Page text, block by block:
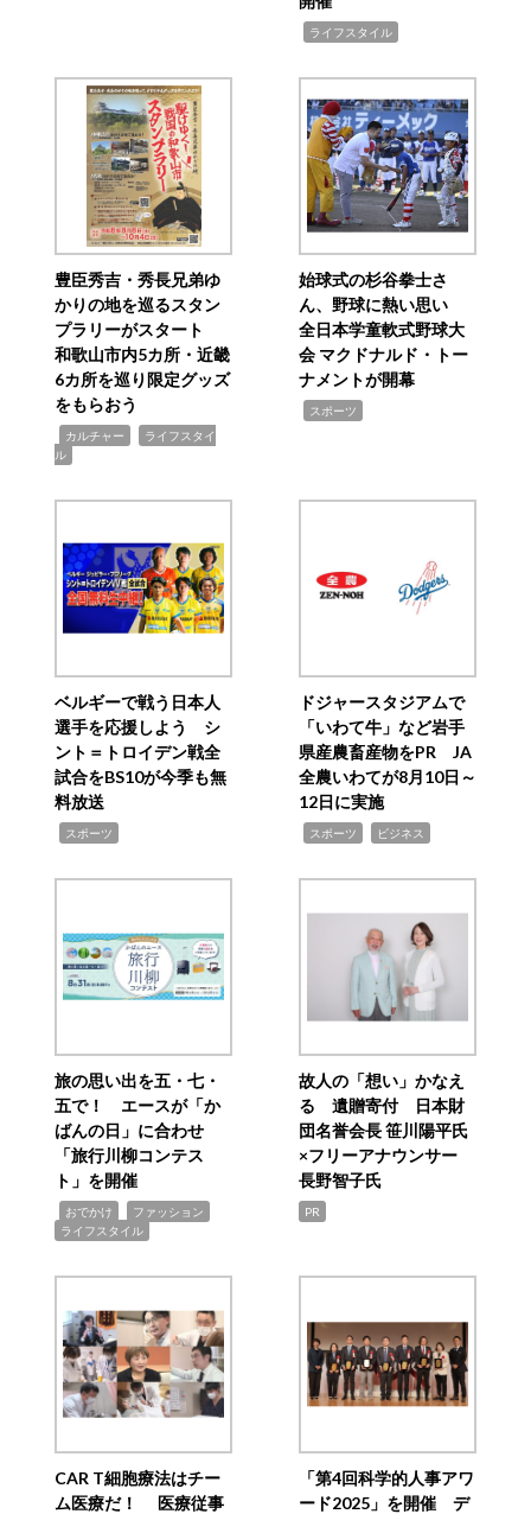
ライフスタイル
豊臣秀吉・秀長兄弟ゆ
かりの地を巡るスタン
プラリーがスタート
和歌山市内5カ所・近畿
6カ所を巡り限定グッズ
をもらおう
カルチャー
ライフスタイ
ル
始球式の杉谷拳士さ
ん、野球に熱い思い
全日本学童軟式野球大
会 マクドナルド・トー
ナメントが開幕
スポーツ
ベルギーで戦う日本人
選手を応援しよう シ
ント＝トロイデン戦全
試合をBS10が今季も無
料放送
スポーツ
ドジャースタジアムで
「いわて牛」など岩手
県産農畜産物をPR JA
全農いわてが8月10日～
12日に実施
スポーツ ビジネス
旅の思い出を五・七・
五で！ エースが「か
ばんの日」に合わせ
「旅行川柳コンテス
ト」を開催
おでかけ ファッション
ライフスタイル
故人の「想い」かなえ
る 遺贈寄付 日本財
団名誉会長 笹川陽平氏
×フリーアナウンサー
長野智子氏
PR
CAR T細胞療法はチー
ム医療だ！ 医療従事
「第4回科学的人事アワ
ード2025」を開催 デ